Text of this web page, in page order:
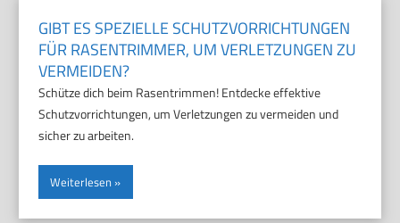
GIBT ES SPEZIELLE SCHUTZVORRICHTUNGEN
FÜR RASENTRIMMER, UM VERLETZUNGEN ZU
VERMEIDEN?
Schütze dich beim Rasentrimmen! Entdecke effektive
Schutzvorrichtungen, um Verletzungen zu vermeiden und
sicher zu arbeiten.
Weiterlesen